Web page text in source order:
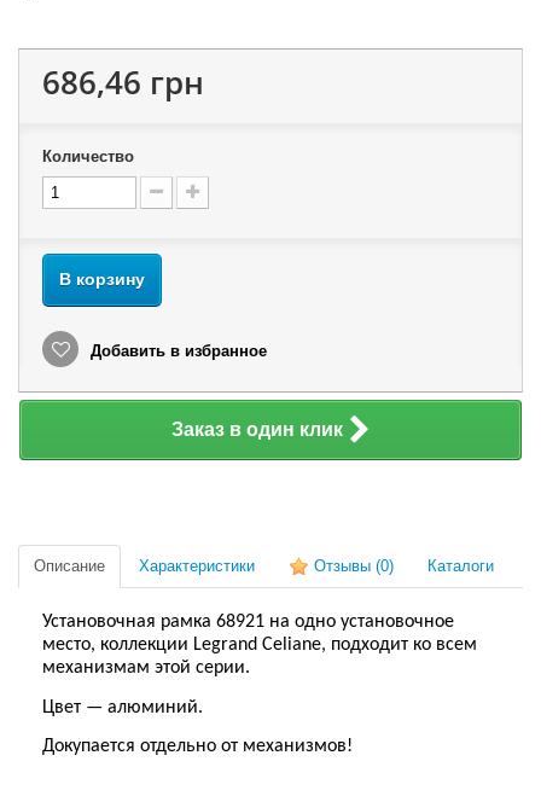
686,46 грн
Количество
В корзину
Добавить в избранное
Заказ в один клик
Описание Характеристики Отзывы (0) Каталоги
Установочная рамка 68921 на одно установочное
место, коллекции Legrand Celiane, подходит ко всем
механизмам этой серии.
Цвет — алюминий.
Докупается отдельно от механизмов!